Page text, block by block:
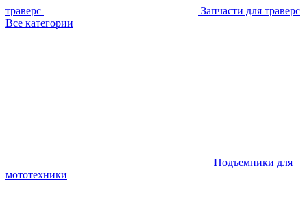
траверс
Запчасти для траверс
Все категории
Подъемники для
мототехники